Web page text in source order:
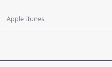
Apple iTunes